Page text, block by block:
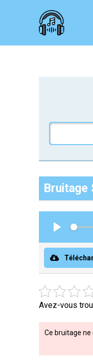
Bruitage
Avez-vous
Ce bruitage